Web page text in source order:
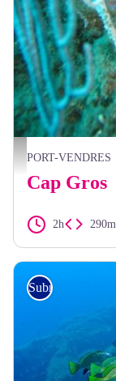
Chapon - Aquatile
PORT-VENDRES
Cap Gros
2h 290m
Submarinisme